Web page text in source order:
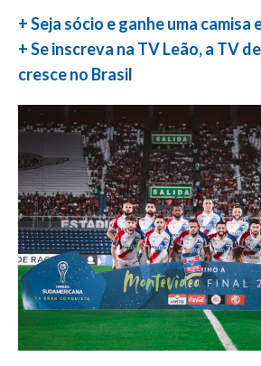
+ Seja sócio e ganhe uma camisa
+ Se inscreva na TV Leão, a TV
cresce no Brasil